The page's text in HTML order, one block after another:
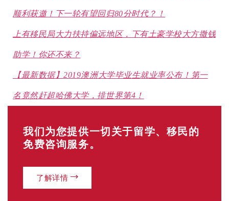
顺利获邀！下一轮有望回归80分时代？！
上有移民局大力扶持偏远地区，下有土豪学校大方撒钱
助学！你还不来？
【最新数据】2019澳洲大学毕业生就业率公布！第一
名竟然赶超哈佛大学，排世界第4！
我们为您提供一切关于留学、移民的
免费咨询服务。
了解详情